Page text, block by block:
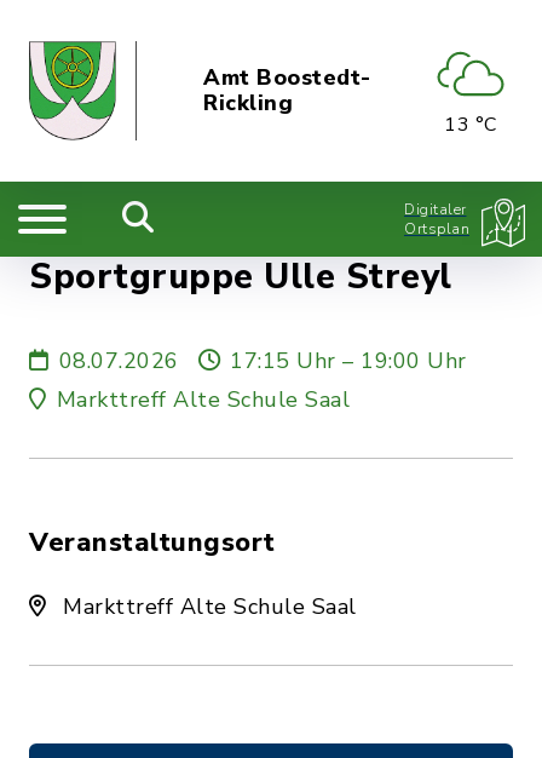
Amt Boostedt-
Rickling
13 °C
Digitaler
Ortsplan
Sportgruppe Ulle Streyl
08.07.2026
17:15 Uhr – 19:00 Uhr
Markttreff Alte Schule Saal
Veranstaltungsort
Markttreff Alte Schule Saal